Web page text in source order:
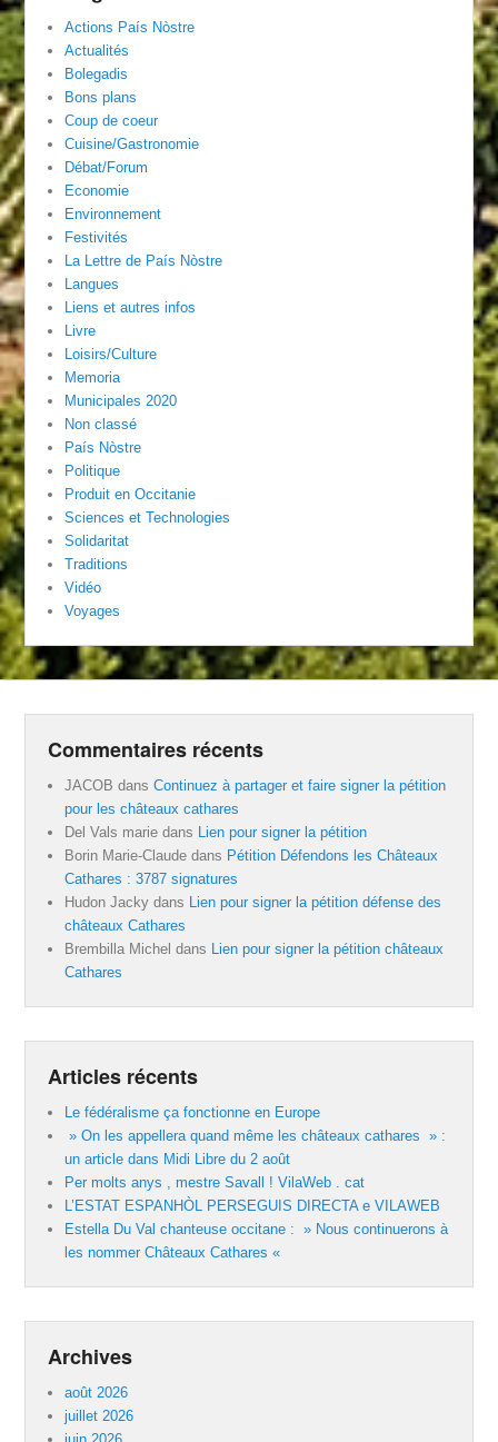
Actions País Nòstre
Actualités
Bolegadis
Bons plans
Coup de coeur
Cuisine/Gastronomie
Débat/Forum
Economie
Environnement
Festivités
La Lettre de País Nòstre
Langues
Liens et autres infos
Livre
Loisirs/Culture
Memoria
Municipales 2020
Non classé
País Nòstre
Politique
Produit en Occitanie
Sciences et Technologies
Solidaritat
Traditions
Vidéo
Voyages
Commentaires récents
JACOB dansContinuez à partager et faire signer la pétition
pour les châteaux cathares
Del Vals marie dans Lien pour signer la pétition
Borin Marie-Claude dans Pétition Défendons les Châteaux
Cathares : 3787 signatures
Hudon Jacky dans Lien pour signer la pétition défense des
châteaux Cathares
Brembilla Michel dans Lien pour signer la pétition châteaux
Cathares
Articles récents
Le fédéralisme ça fonctionne en Europe
» On les appellera quand même les châteaux cathares » :
un article dans Midi Libre du 2 août
Per molts anys , mestre Savall ! VilaWeb . cat
L’ESTAT ESPANHÒL PERSEGUIS DIRECTA e VILAWEB
Estella Du Val chanteuse occitane : » Nous continuerons à
les nommer Châteaux Cathares «
Archives
août 2026
juillet 2026